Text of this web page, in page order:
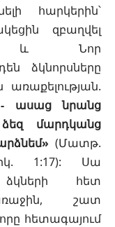
հարկերին՝
զբաղվել
և Նոր
ձկնորսները
առաքելության.
ասաց նրանց
մարդկանց
(Մատթ.
1:17): Սա
ձկների հետ
շատ
հետագայում